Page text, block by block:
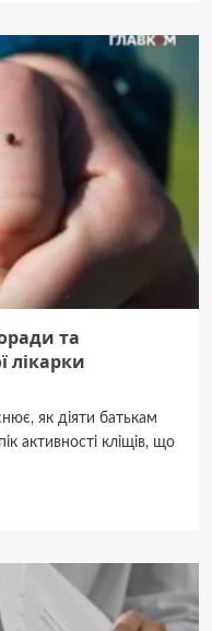
та
лікарки
як діяти батькам
активності кліщів, що